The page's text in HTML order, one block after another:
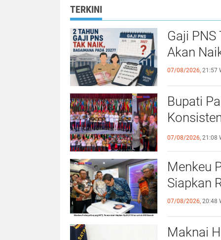
Miliar, Kasus Dilaporkan
ke Polda Lampung
TERKINI
Gaji PNS
Akan
07/08/2026, 21:57
Bupati
Lampung
07/08/2026, 21:08
Menkeu
Siapkan
07/08/2026, 20:48
Maknai